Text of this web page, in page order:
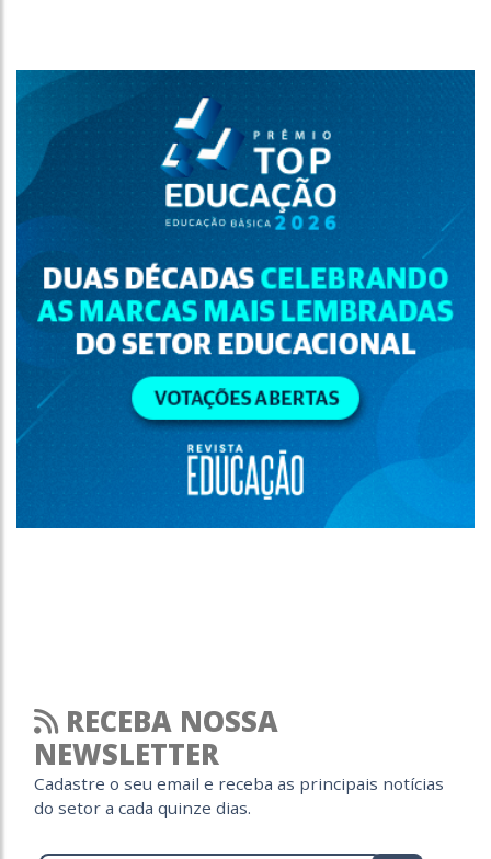
RECEBA NOSSA
NEWSLETTER
Cadastre o seu email e receba as principais notícias
do setor a cada quinze dias.